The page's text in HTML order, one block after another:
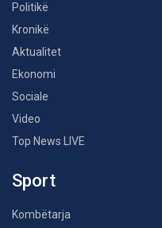
Politikë
Kronikë
Aktualitet
Ekonomi
Sociale
Video
Top News LIVE
Sport
Kombëtarja